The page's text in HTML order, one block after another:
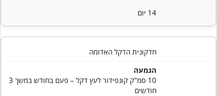
14 יום
חדקונית הדקל האדומה
הגמעה
10 סמ"ק קונפידור לעץ דקל – פעם בחודש במשך 3
חודשים